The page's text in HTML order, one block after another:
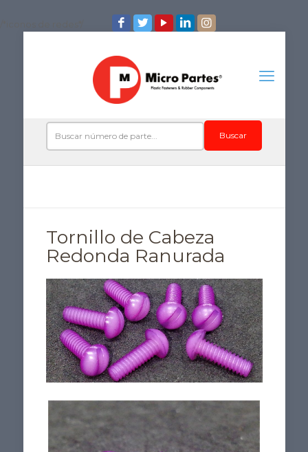
Buscar
Tornillo de Cabeza
Redonda Ranurada